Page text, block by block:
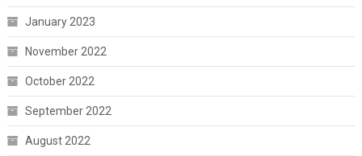
January 2023
November 2022
October 2022
September 2022
August 2022